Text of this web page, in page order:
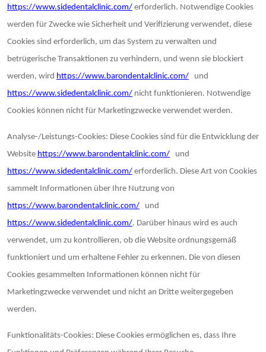
https://www.sidedentalclinic.com/ erforderlich. Notwendige Cookies
werden für Zwecke wie Sicherheit und Verifizierung verwendet, diese
Cookies sind erforderlich, um das System zu verwalten und
betrügerische Transaktionen zu verhindern, und wenn sie blockiert
werden, wird https://www.barondentalclinic.com/ und
https://www.sidedentalclinic.com/ nicht funktionieren. Notwendige
Cookies können nicht für Marketingzwecke verwendet werden.
Analyse-/Leistungs-Cookies: Diese Cookies sind für die Entwicklung der
Website https://www.barondentalclinic.com/ und
https://www.sidedentalclinic.com/ erforderlich. Diese Art von Cookies
sammelt Informationen über Ihre Nutzung von
https://www.barondentalclinic.com/ und
https://www.sidedentalclinic.com/. Darüber hinaus wird es auch
verwendet, um zu kontrollieren, ob die Website ordnungsgemäß
funktioniert und um erhaltene Fehler zu erkennen. Die von diesen
Cookies gesammelten Informationen können nicht für
Marketingzwecke verwendet und nicht an Dritte weitergegeben
werden.
Funktionalitäts-Cookies: Diese Cookies ermöglichen es, dass Ihre